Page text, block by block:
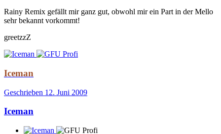
Rainy Remix gefällt mir ganz gut, obwohl mir ein Part in der Mello
sehr bekannt vorkommt!
greetzzZ
Iceman
Geschrieben 12. Juni 2009
Iceman